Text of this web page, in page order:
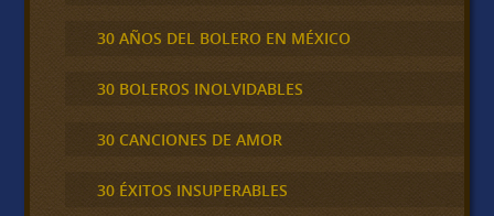
30 AÑOS DEL BOLERO EN MÉXICO
30 BOLEROS INOLVIDABLES
30 CANCIONES DE AMOR
30 ÉXITOS INSUPERABLES